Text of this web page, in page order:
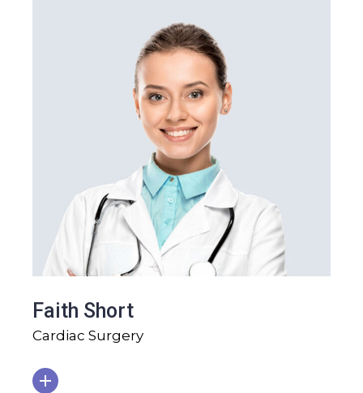
Faith Short
Cardiac Surgery